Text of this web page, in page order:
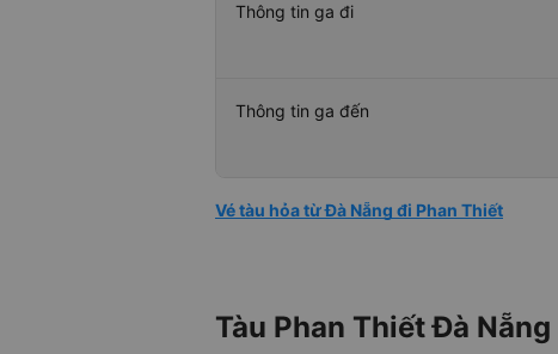
Thông tin ga đi
Thông tin ga đến
Vé tàu hỏa từ Đà Nẵng đi Phan Thiết
Tàu Phan Thiết Đà